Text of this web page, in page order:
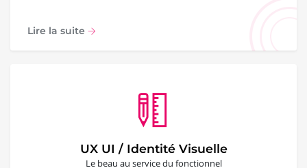
Lire la suite
UX UI / Identité Visuelle
Le beau au service du fonctionnel